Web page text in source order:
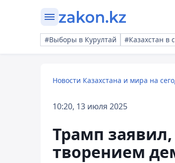
#Выборы в Курултай #Казахстан в
Новости Казахстана и мира на
10:20, 13 июля 2025
Трамп
творением